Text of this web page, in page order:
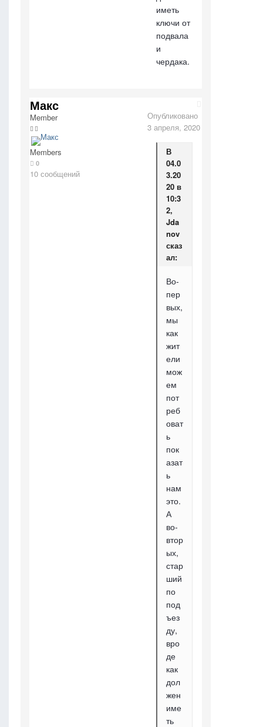
иметь
ключи от
подвала
и
чердака.
Макс
Member
Members
0
10 сообщений
Опубликовано
3 апреля, 2020
В
04.0
3.20
20 в
10:3
2,
Jda
nov
сказ
ал:
Во-
пер
вых,
мы
как
жит
ели
мож
ем
пот
реб
оват
ь
пок
азат
ь
нам
это.
А
во-
втор
ых,
стар
ший
по
под
ъез
ду,
вро
де
как
дол
жен
име
ть